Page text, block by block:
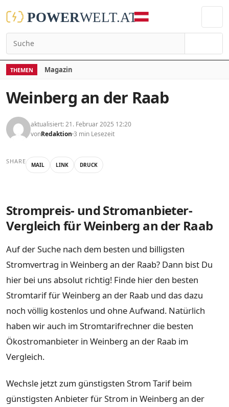
THEMEN Magazin
Weinberg an der Raab
aktualisiert: 21. Februar 2025 12:20
vonRedaktion 3 min Lesezeit
SHARE MAIL LINK DRUCK
Strompreis- und Stromanbieter-
Vergleich für Weinberg an der Raab
Auf der Suche nach dem besten und billigsten
Stromvertrag in Weinberg an der Raab? Dann bist Du
hier bei uns absolut richtig! Finde hier den besten
Stromtarif für Weinberg an der Raab und das dazu
noch völlig kostenlos und ohne Aufwand. Natürlich
haben wir auch im Stromtarifrechner die besten
Ökostromanbieter in Weinberg an der Raab im
Vergleich.
Wechsle jetzt zum günstigsten Strom Tarif beim
günstigsten Anbieter für Strom in Weinberg an der